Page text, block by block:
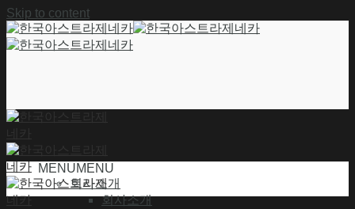
Skip to content
MENUMENU
회사소개
회사소개